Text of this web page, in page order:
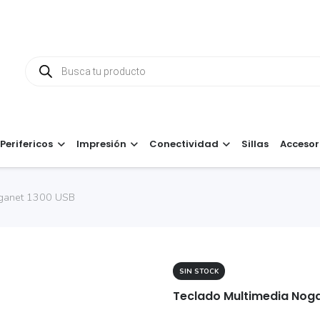
Búsqueda
de
Perifericos Impresión Conectividad Sillas
1300 USB
SIN STOCK
Teclado Multimedia